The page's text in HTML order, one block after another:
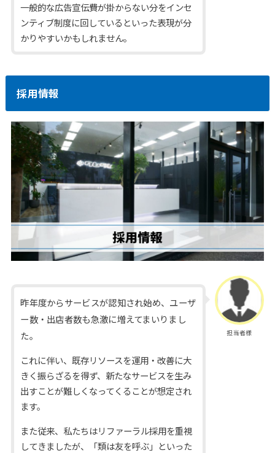
一般的な広告宣伝費が掛からない分をインセ
ンティブ制度に回しているといった表現が分
かりやすいかもしれません。
採用情報
担当者様
昨年度からサービスが認知され始め、ユーザ
ー数・出店者数も急激に増えてまいりまし
た。
これに伴い、既存リソースを運用・改善に大
きく振らざるを得ず、新たなサービスを生み
出すことが難しくなってくることが想定され
ます。
また従来、私たちはリファーラル採用を重視
してきましたが、「類は友を呼ぶ」といった